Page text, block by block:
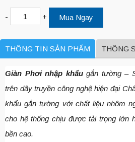
- + Mua Ngay
THÔNG TIN SẢN PHẨM THÔNG
Giàn Phơi nhập khẩugắn tường –
trên dây truyền công nghệ hiện đại
khẩu gắn tường với chất liệu nhôm
cho hệ thống chịu được tải trọng lớn
bền cao.